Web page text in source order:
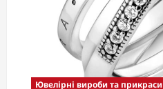
Ювелірні вироби та прикраси